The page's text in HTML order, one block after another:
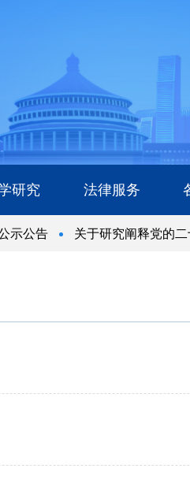
研究 法律服务
公告
关于研究阐释党的二